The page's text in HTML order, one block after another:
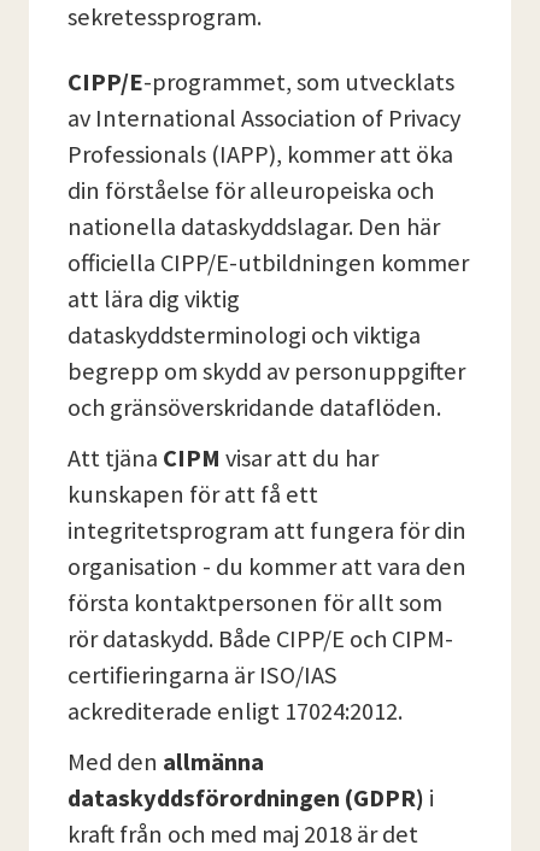
sekretessprogram.
CIPP/E-programmet, som utvecklats
av International Association of Privacy
Professionals (IAPP), kommer att öka
din förståelse för alleuropeiska och
nationella dataskyddslagar. Den här
officiella CIPP/E-utbildningen kommer
att lära dig viktig
dataskyddsterminologi och viktiga
begrepp om skydd av personuppgifter
och gränsöverskridande dataflöden.
Att tjäna CIPM visar att du har
kunskapen för att få ett
integritetsprogram att fungera för din
organisation - du kommer att vara den
första kontaktpersonen för allt som
rör dataskydd. Både CIPP/E och CIPM-
certifieringarna är ISO/IAS
ackrediterade enligt 17024:2012.
Med den allmänna
dataskyddsförordningen (GDPR) i
kraft från och med maj 2018 är det